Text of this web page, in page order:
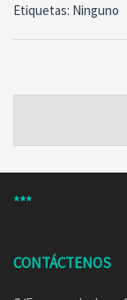
Etiquetas: Ninguno
***
CONTÁCTENOS